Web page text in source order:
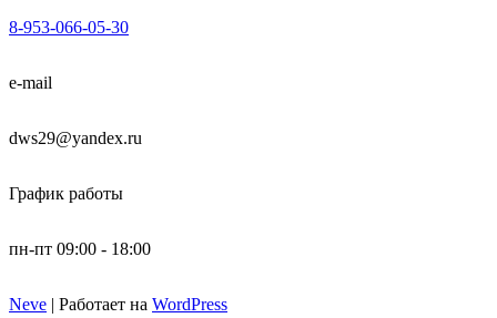
8-953-066-05-30
e-mail
dws29@yandex.ru
График работы
пн-пт 09:00 - 18:00
Neve | Работает на WordPress